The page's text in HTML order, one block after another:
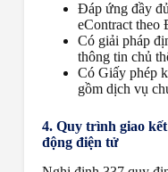
Đáp ứng đầy
eContract theo
Có giải pháp
thông tin chủ
Có Giấy phép
gồm dịch vụ
4. Quy trình giao
động điện tử